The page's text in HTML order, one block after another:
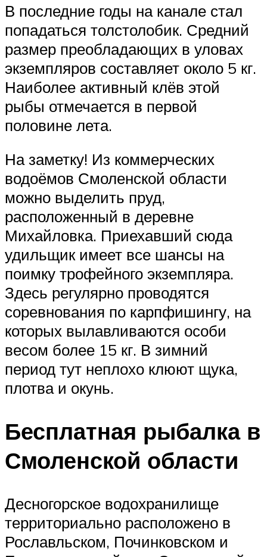
В последние годы на канале стал
попадаться толстолобик. Средний
размер преобладающих в уловах
экземпляров составляет около 5 кг.
Наиболее активный клёв этой
рыбы отмечается в первой
половине лета.
На заметку! Из коммерческих
водоёмов Смоленской области
можно выделить пруд,
расположенный в деревне
Михайловка. Приехавший сюда
удильщик имеет все шансы на
поимку трофейного экземпляра.
Здесь регулярно проводятся
соревнования по карпфишингу, на
которых вылавливаются особи
весом более 15 кг. В зимний
период тут неплохо клюют щука,
плотва и окунь.
Бесплатная рыбалка в
Смоленской области
Десногорское водохранилище
территориально расположено в
Рославльском, Починковском и